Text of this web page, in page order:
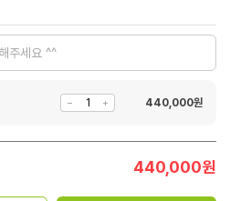
440,000원
440,000원